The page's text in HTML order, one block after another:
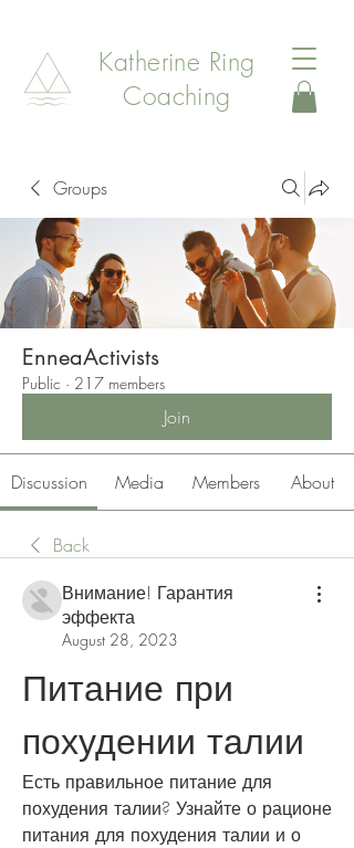
Katherine Ring
Coaching
Groups
EnneaActivists
Public · 217 members
Join
Discussion Media Members About
Back
Внимание! Гарантия
эффекта
August 28, 2023
Питание при
похудении талии
Есть правильное питание для
похудения талии? Узнайте о рационе
питания для похудения талии и о